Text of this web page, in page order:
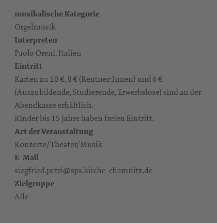
musikalische Kategorie
Orgelmusik
Interpreten
Paolo Oreni, Italien
Eintritt
Karten zu 10 €, 8 € (Rentner:Innen) und 6 €
(Auszubildende, Studierende, Erwerbslose) sind an der
Abendkasse erhältlich.
Kinder bis 15 Jahre haben freien Eintritt.
Art der Veranstaltung
Konzerte/Theater/Musik
E-Mail
siegfried.petri@sps.kirche-chemnitz.de
Zielgruppe
Alle